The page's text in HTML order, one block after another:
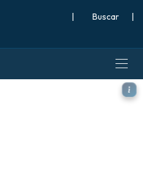
| |
Polonia,